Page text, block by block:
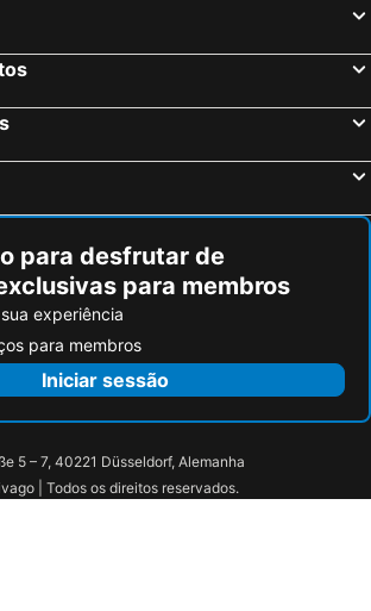
by ClaPa Group
Millennium Gold Hotel
Napolit'amo Hotel Medina
Grand Hotel Capodimonte
Hotel Naples
Hotel Smeraldo
Hotel Venere
Hotel Futuro
Hotel Barbato
para desfrutar de
para membros
experiência
para membros
Iniciar sessão
5 – 7, 40221 Düsseldorf, Alemanha
| Todos os direitos reservados.